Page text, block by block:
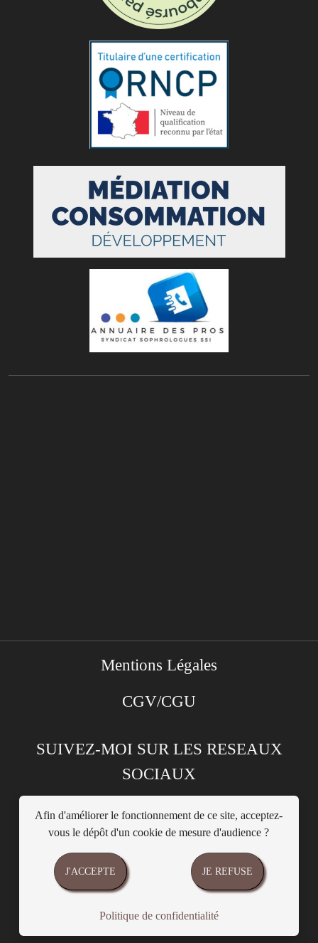
Afin d'améliorer le fonctionnement de ce site, acceptez-
vous le dépôt d'un cookie de mesure d'audience ?
J'ACCEPTE JE REFUSE
Politique de confidentialité
Mentions Légales
CGV/CGU
SUIVEZ-MOI SUR LES RESEAUX
SOCIAUX
Politique de confidentialité
Site créé par Kalsyma-web